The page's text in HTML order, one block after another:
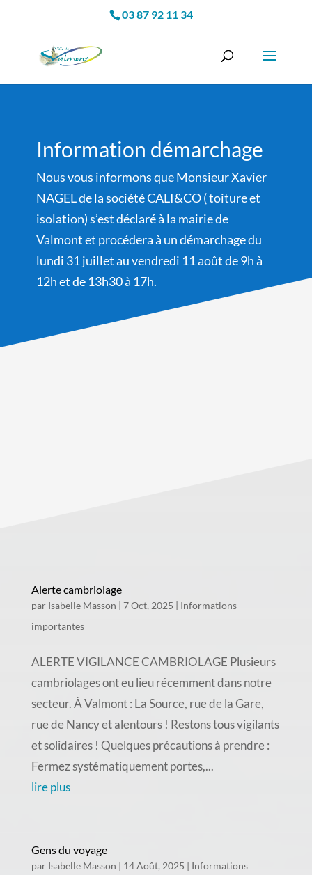
03 87 92 11 34
Information démarchage
Nous vous informons que Monsieur Xavier
NAGEL de la société CALI&CO ( toiture et
isolation) s’est déclaré à la mairie de
Valmont et procédera à un démarchage du
lundi 31 juillet au vendredi 11 août de 9h à
12h et de 13h30 à 17h.
Alerte cambriolage
par Isabelle Masson | 7 Oct, 2025 | Informations
importantes
ALERTE VIGILANCE CAMBRIOLAGE Plusieurs
cambriolages ont eu lieu récemment dans notre
secteur. À Valmont : La Source, rue de la Gare,
rue de Nancy et alentours ! Restons tous vigilants
et solidaires ! Quelques précautions à prendre :
Fermez systématiquement portes,...
lire plus
Gens du voyage
par Isabelle Masson | 14 Août, 2025 | Informations